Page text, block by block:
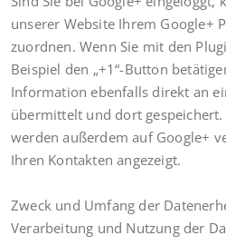
unserer Website Ihrem Google+
zuordnen. Wenn Sie mit den
Beispiel den „+1“-Button
Information ebenfalls direkt an
übermittelt und dort
werden außerdem auf Google+
Ihren Kontakten angezeigt.
Zweck und Umfang der
Verarbeitung und Nutzung der